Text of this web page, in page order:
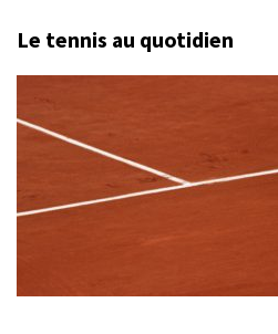
Le tennis au quotidien